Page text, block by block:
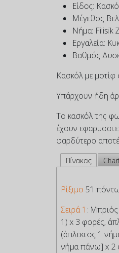
Είδος:
Μέγεθος
Νήμα: Filisik
Εργαλεία:
Βαθμός
Κασκόλ με
Υπάρχουν ήδη
Το κασκόλ της
έχουν
φαρδύτερο
Πίνακας
Ρίξιμο 51
Σειρά 1 :
1) x 3 φορές,
(άπλεκτος 1
νήμα πάνω] x 2